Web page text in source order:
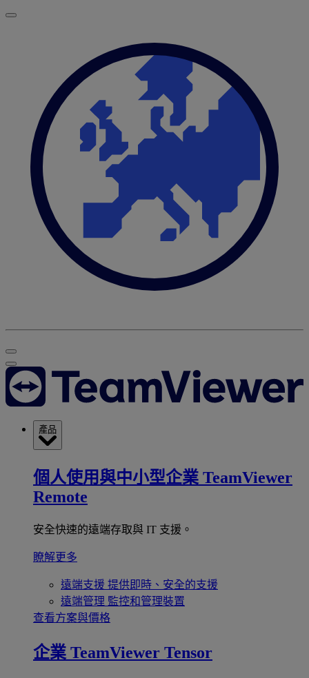
產品
個人使用與中小型企業 TeamViewer
Remote
安全快速的遠端存取與 IT 支援。
瞭解更多
遠端支援 提供即時、安全的支援
遠端管理 監控和管理裝置
查看方案與價格
企業 TeamViewer Tensor